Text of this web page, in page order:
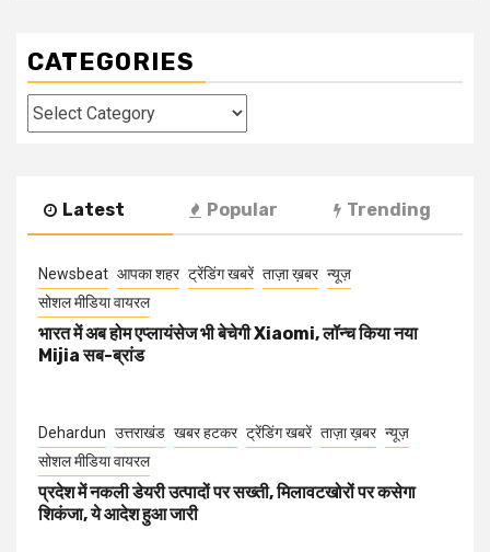
CATEGORIES
Categories
Latest Popular Trending
Newsbeat आपका शहर ट्रेंडिंग खबरें ताज़ा ख़बर न्यूज़
सोशल मीडिया वायरल
भारत में अब होम एप्लायंसेज भी बेचेगी Xiaomi, लॉन्च किया नया
Mijia सब-ब्रांड
Dehardun उत्तराखंड खबर हटकर ट्रेंडिंग खबरें ताज़ा ख़बर न्यूज़
सोशल मीडिया वायरल
प्रदेश में नकली डेयरी उत्पादों पर सख्ती, मिलावटखोरों पर कसेगा
शिकंजा, ये आदेश हुआ जारी